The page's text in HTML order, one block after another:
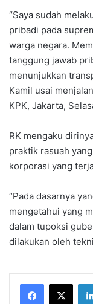
“Saya sudah
pribadi pada
warga negara.
tanggung jawab
menunjukkan
Kamil usai
KPK, Jakarta,
RK mengaku
praktik rasuah
korporasi yang
“Pada dasarnya
mengetahui yang
dalam tupoksi
dilakukan oleh